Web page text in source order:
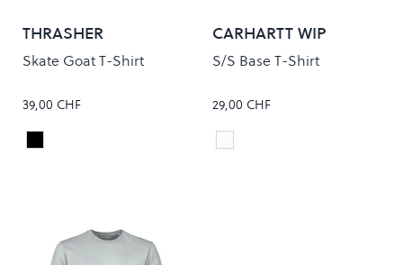
THRASHER
Skate Goat T-Shirt
39,00 CHF
Colour
Black
CARHARTT WIP
S/S Base T-Shirt
29,00 CHF
Colour
White/Black